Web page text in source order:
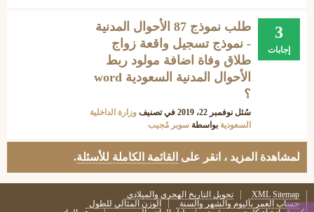
3
إجابات
طلب نموذج 87 الأحوال المدنية
- نموذج تسجيل واقعة زواج
طلاق وفاة اضافة مولود ربط
الأحوال المدنية السعودية word
؟
سُئل نوفمبر 22، 2019 في تصنيف وزارة الداخلية
السعودية بواسطة سوبر مُجيب
لمشاهدة المزيد ، انقر على القائمة الكاملة للأسئلة.
XML Sitemap
تحويل التاريخ الهجري والميلادي
حساب العمر باليوم والشهر والسنة
الوزن المثالي للطول